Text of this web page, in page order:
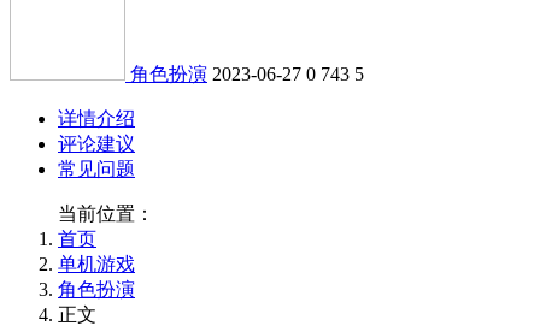
角色扮演 2023-06-27 0 743 5
详情介绍
评论建议
常见问题
当前位置：
首页
单机游戏
角色扮演
正文